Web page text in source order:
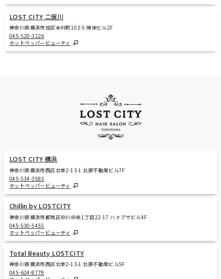
LOST CITY 二俣川
神奈川県横浜市旭区本村町102-5 博栄ビル2F
045-520-3226
ホットペッパービューティ
LOST CITY 横浜
神奈川県横浜市西区北幸2-13-1 北原不動産ビル7F
045-534-3583
ホットペッパービューティ
Chillin by LOSTCITY
神奈川県横浜市都筑区中川中央1丁目22-17 ハナブサビル4F
045-530-5455
ホットペッパービューティ
Total Beauty LOSTCITY
神奈川県横浜市西区北幸2-13-1 北原不動産ビル5F
045-624-8779